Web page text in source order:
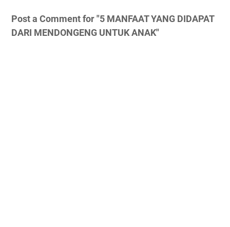
Post a Comment for "5 MANFAAT YANG DIDAPAT
DARI MENDONGENG UNTUK ANAK"